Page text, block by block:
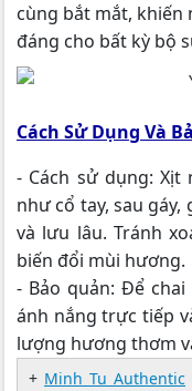
cùng bắt mắt,
đáng cho bất kỳ bộ
Cách Sử Dụng Và
- Cách sử dụng: Xịt
như cổ tay, sau
và lưu lâu. Tránh
biến đổi mùi hương.
- Bảo quản: Để
ánh nắng trực tiếp
lượng hương thơm
+ Minh Tu Authentic